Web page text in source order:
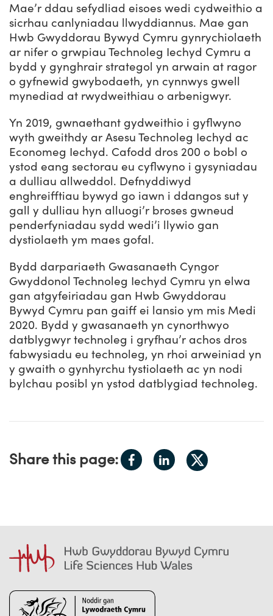
Mae’r ddau sefydliad eisoes wedi cydweithio a
sicrhau canlyniadau llwyddiannus. Mae gan
Hwb Gwyddorau Bywyd Cymru gynrychiolaeth
ar nifer o grwpiau Technoleg Iechyd Cymru a
bydd y gynghrair strategol yn arwain at ragor
o gyfnewid gwybodaeth, yn cynnwys gwell
mynediad at rwydweithiau o arbenigwyr.
Yn 2019, gwnaethant gydweithio i gyflwyno
wyth gweithdy ar Asesu Technoleg Iechyd ac
Economeg Iechyd. Cafodd dros 200 o bobl o
ystod eang sectorau eu cyflwyno i gysyniadau
a dulliau allweddol. Defnyddiwyd
enghreifftiau bywyd go iawn i ddangos sut y
gall y dulliau hyn alluogi’r broses gwneud
penderfyniadau sydd wedi’i llywio gan
dystiolaeth ym maes gofal.
Bydd darpariaeth Gwasanaeth Cyngor
Gwyddonol Technoleg Iechyd Cymru yn elwa
gan atgyfeiriadau gan Hwb Gwyddorau
Bywyd Cymru pan gaiff ei lansio ym mis Medi
2020. Bydd y gwasanaeth yn cynorthwyo
datblygwyr technoleg i gryfhau’r achos dros
fabwysiadu eu technoleg, yn rhoi arweiniad yn
y gwaith o gynhyrchu tystiolaeth ac yn nodi
bylchau posibl yn ystod datblygiad technoleg.
Share this page:
Share
on
Share
on
Share
on